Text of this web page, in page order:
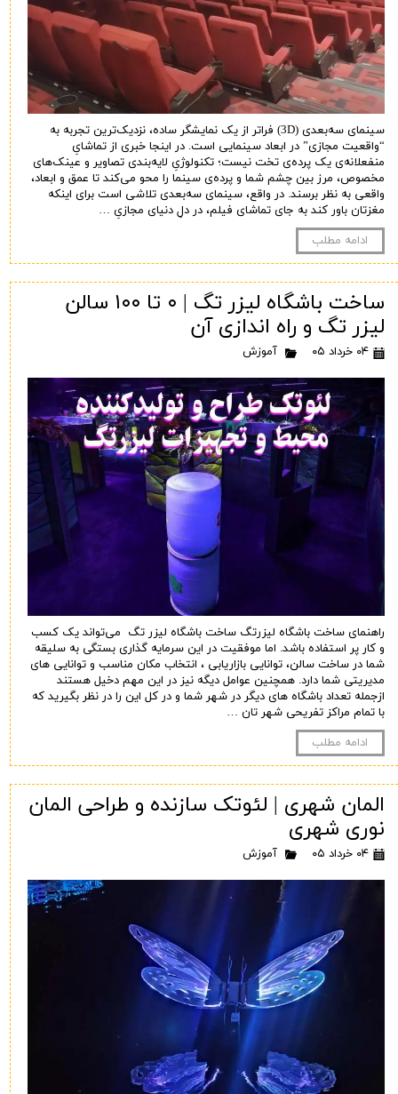
سینمای سه‌بعدی (3D) فراتر از یک نمایشگر ساده، نزدیک‌ترین تجربه به
“واقعیت مجازی” در ابعاد سینمایی است. در اینجا خبری از تماشایِ
منفعلانه‌ی یک پرده‌ی تخت نیست؛ تکنولوژیِ لایه‌بندی تصاویر و عینک‌های
مخصوص، مرز بین چشم شما و پرده‌ی سینما را محو می‌کند تا عمق و ابعاد،
واقعی به نظر برسند. در واقع، سینمای سه‌بعدی تلاشی است برای اینکه
مغزتان باور کند به جای تماشای فیلم، در دلِ دنیای مجازیِ …
ادامه مطلب
ساخت باشگاه لیزر تگ‌ | ۰ تا ۱۰۰ سالن
لیزر تگ و راه اندازی آن
۰۴ خرداد ۰۵ آموزش
راهنمای ساخت باشگاه لیزرتگ ساخت باشگاه لیزر تگ می‌تواند یک کسب
و کار پر استفاده باشد. اما موفقیت در این سرمایه گذاری بستگی به سلیقه
شما در ساخت سالن، توانایی بازاریابی ، انتخاب مکان مناسب و توانایی های
مدیریتی شما دارد. همچنین عوامل دیگه نیز در این مهم دخیل هستند
ازجمله تعداد باشگاه های دیگر در شهر شما و در کل این را در نظر بگیرید که
با تمام مراکز تفریحی شهر تان …
ادامه مطلب
المان شهری | لئوتک سازنده و طراحی المان
نوری شهری
۰۴ خرداد ۰۵ آموزش